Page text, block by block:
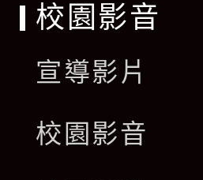
校園影音
宣導影片
校園影音